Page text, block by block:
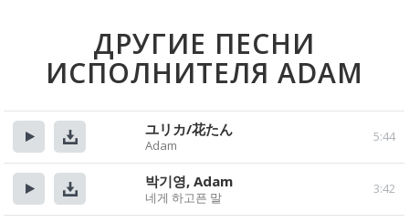
ДРУГИЕ ПЕСНИ
ИСПОЛНИТЕЛЯ ADAM
Прослушать
Скачать
5:44
ユリカ/花たん
Adam
Прослушать
Скачать
3:42
박기영, Adam
네게 하고픈 말